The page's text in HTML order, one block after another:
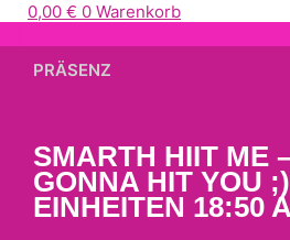
0,00 € 0 Warenkorb
PRÄSENZ
SMARTH HIIT ME
GONNA HIT YOU
EINHEITEN 18:50